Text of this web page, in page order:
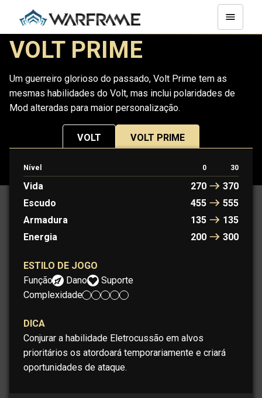
VOLT PRIME
Um guerreiro glorioso do passado, Volt Prime tem as
mesmas habilidades do Volt, mas inclui polaridades de
Mod alteradas para maior personalização.
VOLT VOLT PRIME
Nível 0 30
Vida 270
370
Escudo
455
555
Armadura
135
135
Energia
200 300
ESTILO DE JOGO
Função:
Dano
Suporte
Complexidade:
DICA
Conjurar a habilidade Eletrocussão em alvos
prioritários os atordoará temporariamente e criará
oportunidades de ataque.